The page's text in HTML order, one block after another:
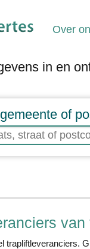
Over
in en
of
trapliftleveranciers.